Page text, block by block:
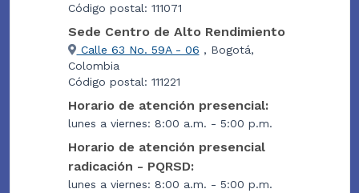
Código postal: 111071
Sede Centro de Alto Rendimiento
Calle 63 No. 59A - 06 , Bogotá,
Colombia
Código postal: 111221
Horario de atención presencial:
lunes a viernes: 8:00 a.m. - 5:00 p.m.
Horario de atención presencial
radicación - PQRSD:
lunes a viernes: 8:00 a.m. - 5:00 p.m.